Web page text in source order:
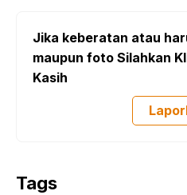
Jika keberatan atau
maupun foto Silahkan
Kasih
Tags